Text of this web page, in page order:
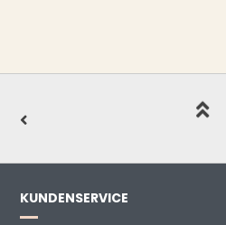
KUNDENSERVICE